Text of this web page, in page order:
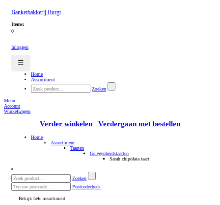
Banketbakkerij Burgt
Items:
0
Inloggen
☰
Home
Assortiment
Zoeken
Menu
Account
Winkelwagen
Verder winkelen Verdergaan met bestellen
Home
Assortiment
Taarten
Gelegenheidstaarten
Sarah chipolata taart
Zoeken
Postcodecheck
Bekijk hele assortiment